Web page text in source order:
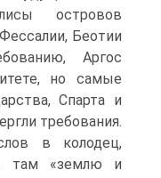
островов
Беотии
Аргос
но самые
Спарта и
требования.
в колодец,
там «землю и